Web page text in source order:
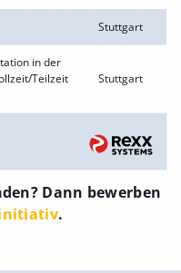
Stuttgart
in der
Teilzeit
Stuttgart
Dann bewerben
.